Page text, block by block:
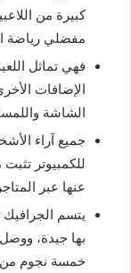
كبيرة من
مفضلي رياضة
فهي تماثل
الإضافات
الشاشة
جميع آراء
للكمبيوتر
عنها عبر
يتسم الجرافيك
خمسة نجوم من